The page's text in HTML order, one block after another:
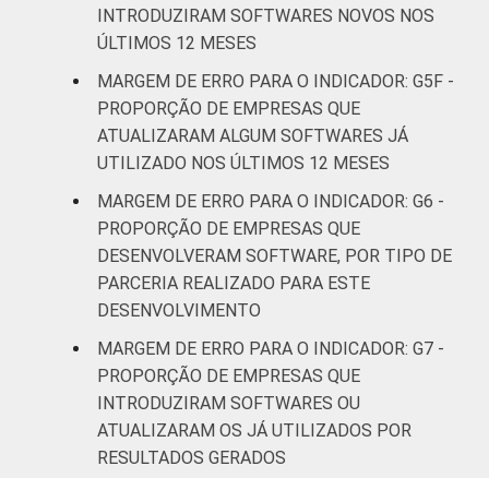
INTRODUZIRAM SOFTWARES NOVOS NOS
ÚLTIMOS 12 MESES
MARGEM DE ERRO PARA O INDICADOR: G5F -
PROPORÇÃO DE EMPRESAS QUE
ATUALIZARAM ALGUM SOFTWARES JÁ
UTILIZADO NOS ÚLTIMOS 12 MESES
MARGEM DE ERRO PARA O INDICADOR: G6 -
PROPORÇÃO DE EMPRESAS QUE
DESENVOLVERAM SOFTWARE, POR TIPO DE
PARCERIA REALIZADO PARA ESTE
DESENVOLVIMENTO
MARGEM DE ERRO PARA O INDICADOR: G7 -
PROPORÇÃO DE EMPRESAS QUE
INTRODUZIRAM SOFTWARES OU
ATUALIZARAM OS JÁ UTILIZADOS POR
RESULTADOS GERADOS